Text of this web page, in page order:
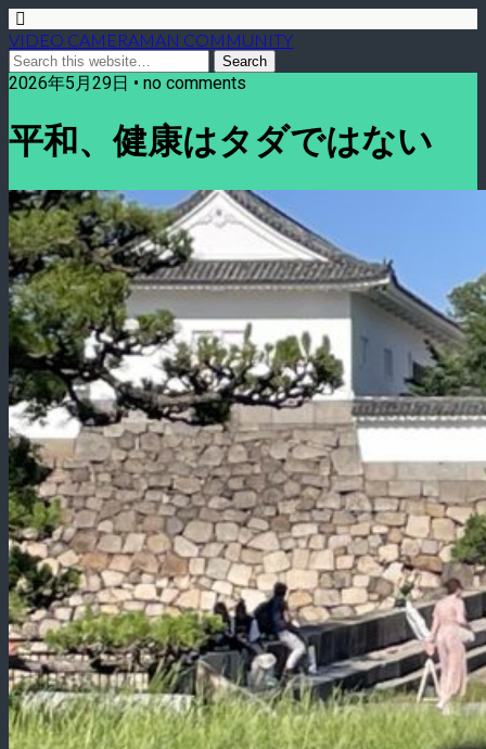
VIDEO CAMERAMAN COMMUNITY
2026年5月29日 • no comments
平和、健康はタダではない